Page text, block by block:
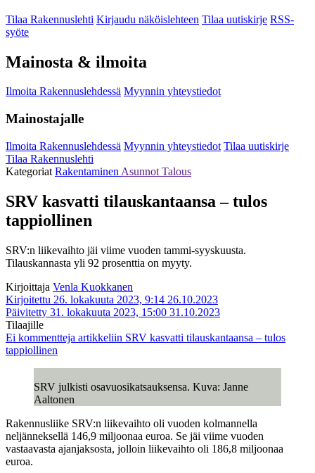
Tilaa Rakennuslehti Kirjaudu näköislehteen Tilaa uutiskirje RSS-
syöte
Mainosta & ilmoita
Ilmoita Rakennuslehdessä Myynnin yhteystiedot
Mainostajalle
Ilmoita Rakennuslehdessä Myynnin yhteystiedot Tilaa uutiskirje
Tilaa Rakennuslehti
Kategoriat Rakentaminen Asunnot Talous
SRV kasvatti tilauskantaansa – tulos
tappiollinen
SRV:n liikevaihto jäi viime vuoden tammi-syyskuusta.
Tilauskannasta yli 92 prosenttia on myyty.
Kirjoittaja Venla Kuokkanen
Kirjoitettu 26. lokakuuta 2023, 9:14 26.10.2023
Päivitetty 31. lokakuuta 2023, 15:00 31.10.2023
Tilaajille
Ei kommentteja artikkeliin SRV kasvatti tilauskantaansa – tulos
tappiollinen
SRV julkisti osavuosikatsauksensa. Kuva: Janne
Aaltonen
Rakennusliike SRV:n liikevaihto oli vuoden kolmannella
neljänneksellä 146,9 miljoonaa euroa. Se jäi viime vuoden
vastaavasta ajanjaksosta, jolloin liikevaihto oli 186,8 miljoonaa
euroa.